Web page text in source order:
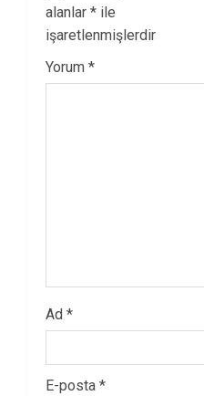
alanlar * ile
işaretlenmişlerdir
Yorum *
Ad *
E-posta *